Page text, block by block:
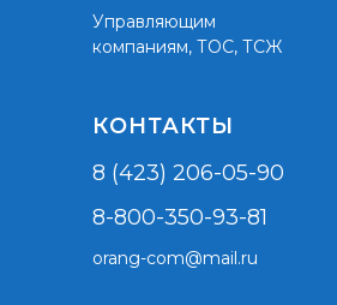
Управляющим
компаниям, ТОС, ТСЖ
КОНТАКТЫ
8 (423) 206-05-90
8-800-350-93-81
orang-com@mail.ru